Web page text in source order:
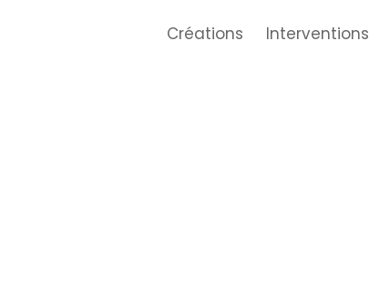
Créations Interventions